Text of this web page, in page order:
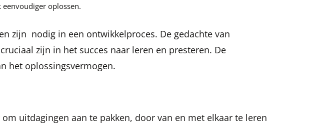
oplossen.
zijn nodig in een ontwikkelproces. De gedachte van
zijn in het succes naar leren en presteren. De
het oplossingsvermogen.
uitdagingen aan te pakken, door van en met elkaar te leren